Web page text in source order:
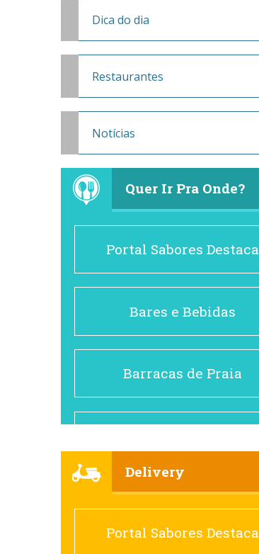
Dica do dia
Restaurantes
Notícias
Quer Ir Pra Onde?
Portal Sabores Destaca
Bares e Bebidas
Barracas de Praia
Cafés
Delivery
Portal Sabores Destaca